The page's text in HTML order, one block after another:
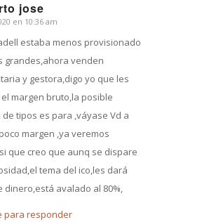
jose
en 10:36 am
estaba menos provisionado
grandes,ahora venden
y gestora,digo yo que les
margen bruto,la posible
de tipos es para ,váyase Vd a
margen ,ya veremos
que creo que aunq se dispare
tema del ico,les dará
dinero,está avalado al 80%,
para responder